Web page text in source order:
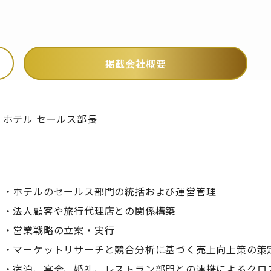
掲載会社概要
ホテル セールス部長
・ホテルのセールス部門の統括および運営管理
・法人顧客や旅行代理店との関係構築
・営業戦略の立案・実行
・マーケットリサーチと競合分析に基づく売上向上策の策